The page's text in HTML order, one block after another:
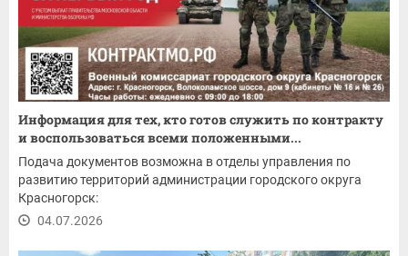
Информация для тех, кто готов служить по контракту
и воспользоваться всеми положенными...
Подача документов возможна в отделы управления по
развитию территорий администрации городского округа
Красногорск:
04.07.2026